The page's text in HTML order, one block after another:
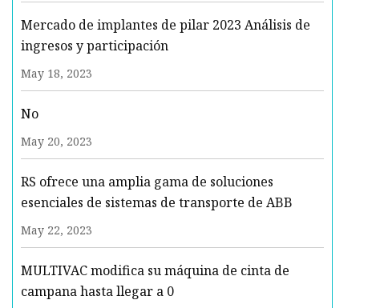
Mercado de implantes de pilar 2023 Análisis de
ingresos y participación
May 18, 2023
No
May 20, 2023
RS ofrece una amplia gama de soluciones
esenciales de sistemas de transporte de ABB
May 22, 2023
MULTIVAC modifica su máquina de cinta de
campana hasta llegar a 0